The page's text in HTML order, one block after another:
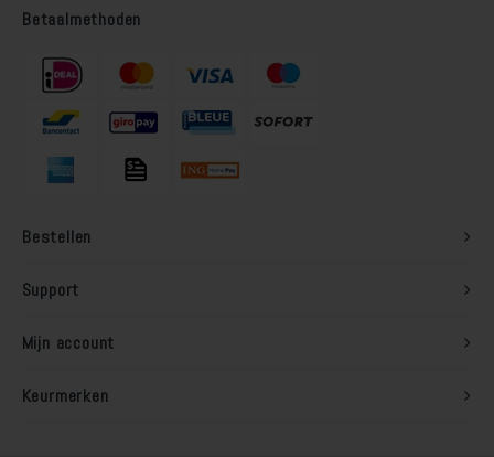
Betaalmethoden
Bestellen
Support
Mijn account
Keurmerken